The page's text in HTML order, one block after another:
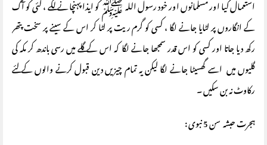
استعمال کیا اور مسلمانوں اور خود رسول اللہ ﷺ کو ایذا پہنچانے لگے ، کئی کو آگ
کے انگاروں پر لٹایا جانے لگا ، کسی کو گرم ریت پر لٹا کر اس کے سینے پر سخت پتھر
رکھ دیا جاتا اور کسی کو اس قدر سمجھا جانے لگا کہ اس کے گلے میں رسی باندھ کر مکہ کی
گلیوں میں اسے گھسیٹا جانے لگا لیکن یہ تمام چیزیں دین قبول کرنے والوں کے لئے
رکاوٹ نہ بن سکیں ۔
ہجرت حبشہ سن 5 نبوی :